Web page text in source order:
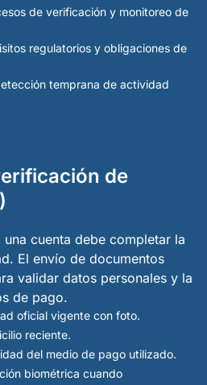
de verificación y monitoreo de
regulatorios y obligaciones de
temprana de actividad
de
cuenta debe completar la
El envío de documentos
validar datos personales y la
de pago.
oficial vigente con foto.
reciente.
del medio de pago utilizado.
biométrica cuando